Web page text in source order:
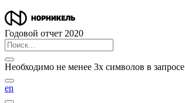
Годовой отчет 2020
Необходимо не менее 3х символов в запросе
en